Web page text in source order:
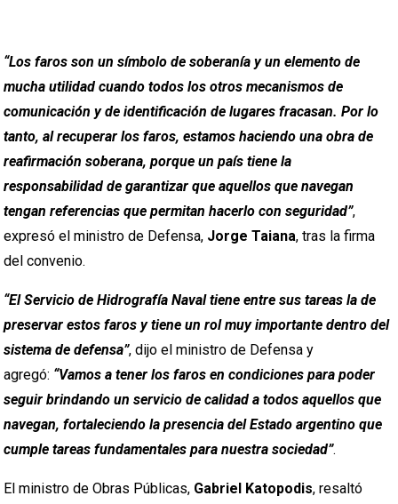
“Los faros son un símbolo de soberanía y un elemento de
mucha utilidad cuando todos los otros mecanismos de
comunicación y de identificación de lugares fracasan. Por lo
tanto, al recuperar los faros, estamos haciendo una obra de
reafirmación soberana, porque un país tiene la
responsabilidad de garantizar que aquellos que navegan
tengan referencias que permitan hacerlo con seguridad”,
expresó el ministro de Defensa, Jorge Taiana, tras la firma
del convenio.
“El Servicio de Hidrografía Naval tiene entre sus tareas la de
preservar estos faros y tiene un rol muy importante dentro del
sistema de defensa”, dijo el ministro de Defensa y
agregó: “Vamos a tener los faros en condiciones para poder
seguir brindando un servicio de calidad a todos aquellos que
navegan, fortaleciendo la presencia del Estado argentino que
cumple tareas fundamentales para nuestra sociedad”.
El ministro de Obras Públicas, Gabriel Katopodis, resaltó